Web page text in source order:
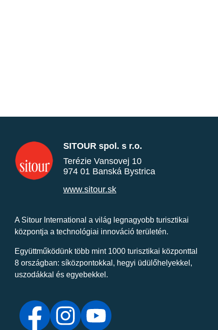
SITOUR spol. s r.o.
Terézie Vansovej 10
974 01 Banská Bystrica
www.sitour.sk
A Sitour International a világ legnagyobb turisztikai
központja a technológiai innováció területén.
Együttműködünk több mint 1000 turisztikai központtal
8 országban: síközpontokkal, hegyi üdülőhelyekkel,
uszodákkal és egyebekkel.